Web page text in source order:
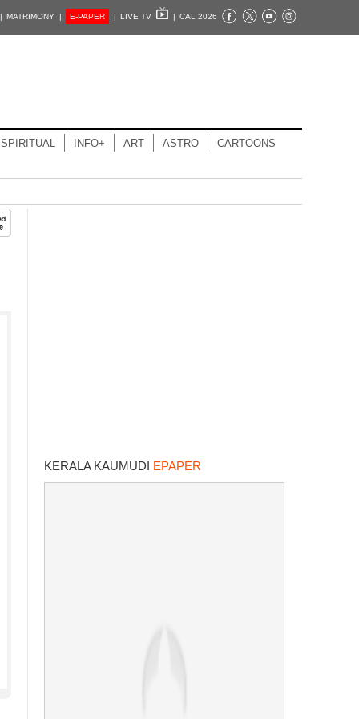
| MATRIMONY | E-PAPER | LIVE TV | CAL 2026
SPIRITUAL INFO+ ART ASTRO CARTOONS
KERALA KAUMUDI EPAPER